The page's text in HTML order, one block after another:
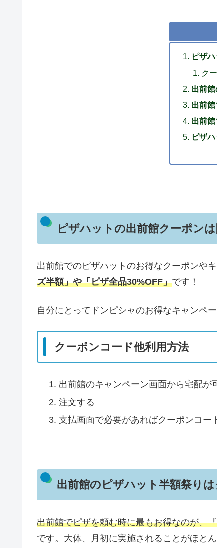
ピザ
ク
出前館
出前
出前
ピザ
ピザハットの出前館クーポン
出前館でのピザハットのお得なクーポンや
ズ半額」や「ピザ全品30%OFF」です！
自分にとってドンピシャのお得なキャンペ
クーポンコード他利用方法
出前館のキャンペーン画面から宅配が
注文する
支払画面で必要があればクーポンコー
出前館のピザハット半額祭りは
出前館でピザを頼む時に最もお得なのが、
です。大体、月初に実施されることがほと